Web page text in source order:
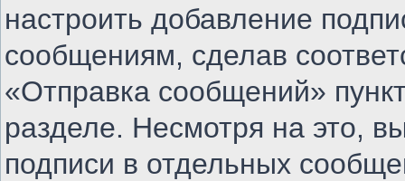
настроить добавление
сообщениям, сделав
«Отправка сообщений»
разделе. Несмотря на это,
подписи в отдельных